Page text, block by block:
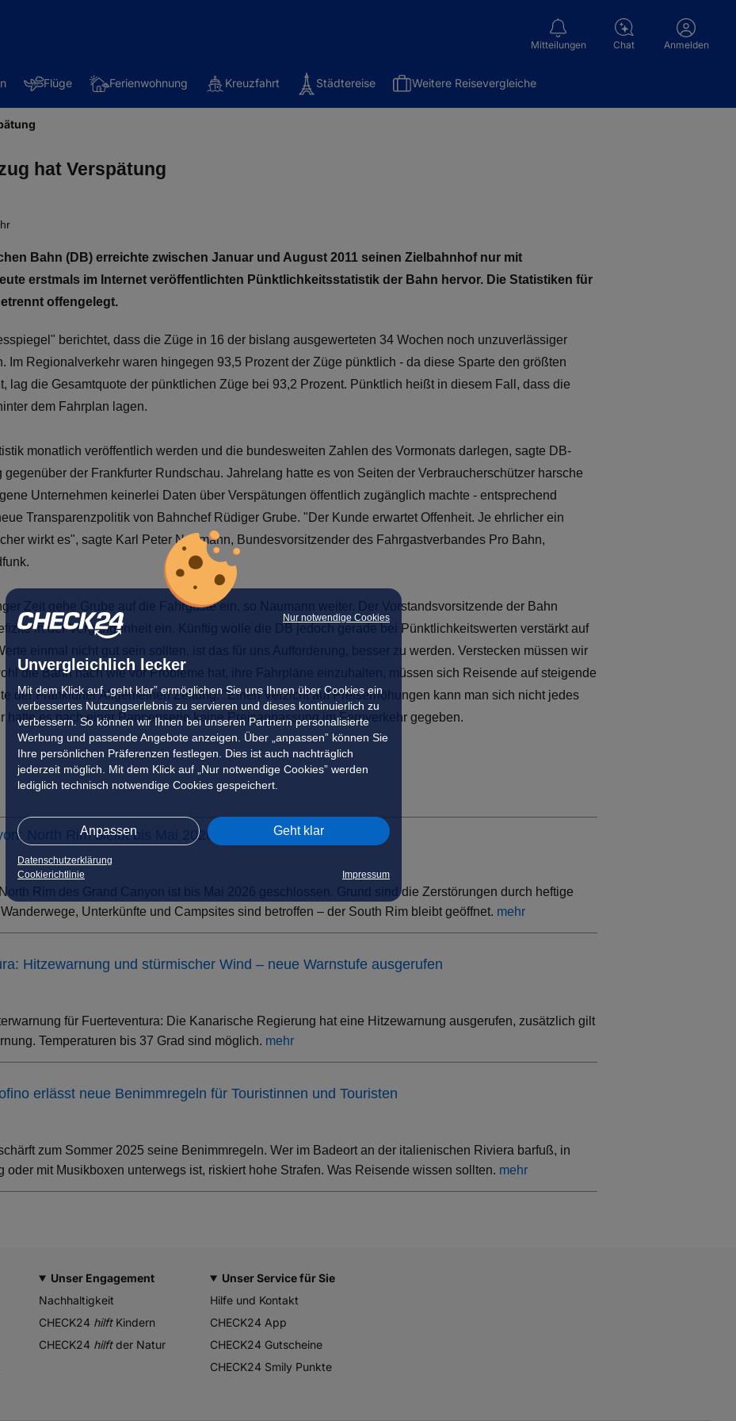
Nur notwendige Cookies
Unvergleichlich lecker
Mit dem Klick auf „geht klar” ermöglichen Sie uns Ihnen über Cookies ein
verbessertes Nutzungserlebnis zu servieren und dieses kontinuierlich zu
verbessern. So können wir Ihnen bei unseren Partnern personalisierte
Werbung und passende Angebote anzeigen. Über „anpassen” können Sie
Ihre persönlichen Präferenzen festlegen. Dies ist auch nachträglich
jederzeit möglich. Mit dem Klick auf „Nur notwendige Cookies” werden
lediglich technisch notwendige Cookies gespeichert.
Anpassen Geht klar
Datenschutzerklärung
Cookierichtlinie
Impressum
Mitteilungen Chat Anmelden
Flüge Ferienwohnung Kreuzfahrt Städtereise Weitere Reisevergleiche
hat Verspätung
Bahn (DB) erreichte zwischen Januar und August 2011 seinen Zielbahnhof nur mit
erstmals im Internet veröffentlichten Pünktlichkeitsstatistik der Bahn hervor. Die Statistiken für
offengelegt.
berichtet, dass die Züge in 16 der bislang ausgewerteten 34 Wochen noch unzuverlässiger
Im Regionalverkehr waren hingegen 93,5 Prozent der Züge pünktlich - da diese Sparte den größten
lag die Gesamtquote der pünktlichen Züge bei 93,2 Prozent. Pünktlich heißt in diesem Fall, dass die
dem Fahrplan lagen.
monatlich veröffentlich werden und die bundesweiten Zahlen des Vormonats darlegen, sagte DB-
der Frankfurter Rundschau. Jahrelang hatte es von Seiten der Verbraucherschützer harsche
Unternehmen keinerlei Daten über Verspätungen öffentlich zugänglich machte - entsprechend
Transparenzpolitik von Bahnchef Rüdiger Grube. "Der Kunde erwartet Offenheit. Je ehrlicher ein
wirkt es", sagte Karl Peter Naumann, Bundesvorsitzender des Fahrgastverbandes Pro Bahn,
Zeit gehe Grube auf die Fahrgäste ein, so Naumann weiter. Der Vorstandsvorsitzende der Bahn
in der Vergangenheit ein. Künftig wolle die DB jedoch gerade bei Pünktlichkeitswerten verstärkt auf
einmal nicht gut sein sollten, ist das für uns Aufforderung, besser zu werden. Verstecken müssen wir
die Bahn nach wie vor Probleme hat, ihre Fahrpläne einzuhalten, müssen sich Reisende auf steigende
der Frankfurter Allgemeinen Zeitung: "Einen Verzicht auf Preiserhöhungen kann man sich nicht jedes
hatte es nach einer Pannenserie keine Preisanpassung im Fernverkehr gegeben.
North Rim bleibt bis Mai 2026 geschlossen
Rim des Grand Canyon ist bis Mai 2026 geschlossen. Grund sind die Zerstörungen durch heftige
Unterkünfte und Campsites sind betroffen – der South Rim bleibt geöffnet. mehr
Hitzewarnung und stürmischer Wind – neue Warnstufe ausgerufen
für Fuerteventura: Die Kanarische Regierung hat eine Hitzewarnung ausgerufen, zusätzlich gilt
Temperaturen bis 37 Grad sind möglich. mehr
erlässt neue Benimmregeln für Touristinnen und Touristen
zum Sommer 2025 seine Benimmregeln. Wer im Badeort an der italienischen Riviera barfuß, in
oder mit Musikboxen unterwegs ist, riskiert hohe Strafen. Was Reisende wissen sollten. mehr
Unser Engagement
Nachhaltigkeit
CHECK24 hilftKindern
CHECK24 hilftder Natur
Unser Service für Sie
Hilfe und Kontakt
CHECK24 App
CHECK24 Gutscheine
CHECK24 Smily Punkte